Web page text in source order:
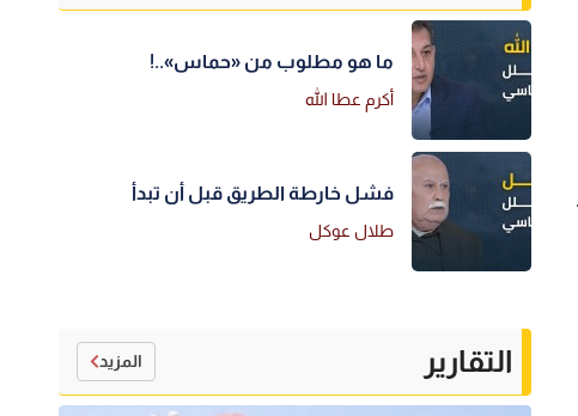
ما هو مطلوب من «حماس»..!
أكرم عطا الله
فشل خارطة الطريق قبل أن تبدأ
طلال عوكل
التقارير المزيد